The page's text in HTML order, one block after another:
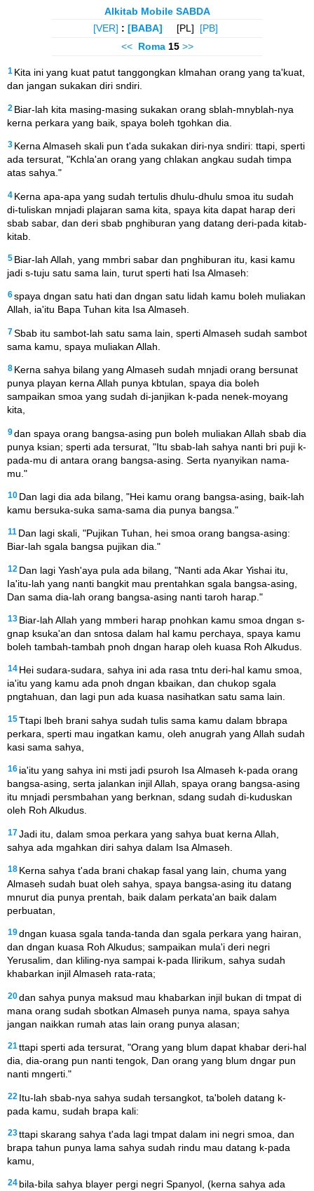
Alkitab Mobile SABDA
[VER] : [BABA] [PL] [PB]
<< Roma15 >>
1 Kita ini yang kuat patut tanggongkan klmahan orang yang ta'kuat,
dan jangan sukakan diri sndiri.
2 Biar-lah kita masing-masing sukakan orang sblah-mnyblah-nya
kerna perkara yang baik, spaya boleh tgohkan dia.
3 Kerna Almaseh skali pun t'ada sukakan diri-nya sndiri: ttapi, sperti
ada tersurat, "Kchla'an orang yang chlakan angkau sudah timpa
atas sahya."
4 Kerna apa-apa yang sudah tertulis dhulu-dhulu smoa itu sudah
di-tuliskan mnjadi plajaran sama kita, spaya kita dapat harap deri
sbab sabar, dan deri sbab pnghiburan yang datang deri-pada kitab-
kitab.
5 Biar-lah Allah, yang mmbri sabar dan pnghiburan itu, kasi kamu
jadi s-tuju satu sama lain, turut sperti hati Isa Almaseh:
6spaya dngan satu hati dan dngan satu lidah kamu boleh muliakan
Allah, ia'itu Bapa Tuhan kita Isa Almaseh.
7Sbab itu sambot-lah satu sama lain, sperti Almaseh sudah sambot
sama kamu, spaya muliakan Allah.
8 Kerna sahya bilang yang Almaseh sudah mnjadi orang bersunat
punya playan kerna Allah punya kbtulan, spaya dia boleh
sampaikan smoa yang sudah di-janjikan k-pada nenek-moyang
kita,
9dan spaya orang bangsa-asing pun boleh muliakan Allah sbab dia
punya ksian; sperti ada tersurat, "Itu sbab-lah sahya nanti bri puji k-
pada-mu di antara orang bangsa-asing. Serta nyanyikan nama-
mu."
10 Dan lagi dia ada bilang, "Hei kamu orang bangsa-asing, baik-lah
kamu bersuka-suka sama-sama dia punya bangsa."
11 Dan lagi skali, "Pujikan Tuhan, hei smoa orang bangsa-asing:
Biar-lah sgala bangsa pujikan dia."
12 Dan lagi Yash'aya pula ada bilang, "Nanti ada Akar Yishai itu,
Ia'itu-lah yang nanti bangkit mau prentahkan sgala bangsa-asing,
Dan sama dia-lah orang bangsa-asing nanti taroh harap."
13 Biar-lah Allah yang mmberi harap pnohkan kamu smoa dngan s-
gnap ksuka'an dan sntosa dalam hal kamu perchaya, spaya kamu
boleh tambah-tambah pnoh dngan harap oleh kuasa Roh Alkudus.
14 Hei sudara-sudara, sahya ini ada rasa tntu deri-hal kamu smoa,
ia'itu yang kamu ada pnoh dngan kbaikan, dan chukop sgala
pngtahuan, dan lagi pun ada kuasa nasihatkan satu sama lain.
15Ttapi lbeh brani sahya sudah tulis sama kamu dalam bbrapa
perkara, sperti mau ingatkan kamu, oleh anugrah yang Allah sudah
kasi sama sahya,
16 ia'itu yang sahya ini msti jadi psuroh Isa Almaseh k-pada orang
bangsa-asing, serta jalankan injil Allah, spaya orang bangsa-asing
itu mnjadi persmbahan yang berknan, sdang sudah di-kuduskan
oleh Roh Alkudus.
17Jadi itu, dalam smoa perkara yang sahya buat kerna Allah,
sahya ada mgahkan diri sahya dalam Isa Almaseh.
18 Kerna sahya t'ada brani chakap fasal yang lain, chuma yang
Almaseh sudah buat oleh sahya, spaya bangsa-asing itu datang
mnurut dia punya prentah, baik dalam perkata'an baik dalam
perbuatan,
19dngan kuasa sgala tanda-tanda dan sgala perkara yang hairan,
dan dngan kuasa Roh Alkudus; sampaikan mula'i deri negri
Yerusalim, dan kliling-nya sampai k-pada Ilirikum, sahya sudah
khabarkan injil Almaseh rata-rata;
20dan sahya punya maksud mau khabarkan injil bukan di tmpat di
mana orang sudah sbotkan Almaseh punya nama, spaya sahya
jangan naikkan rumah atas lain orang punya alasan;
21 ttapi sperti ada tersurat, "Orang yang blum dapat khabar deri-hal
dia, dia-orang pun nanti tengok, Dan orang yang blum dngar pun
nanti mngerti."
22 Itu-lah sbab-nya sahya sudah tersangkot, ta'boleh datang k-
pada kamu, sudah brapa kali:
23ttapi skarang sahya t'ada lagi tmpat dalam ini negri smoa, dan
brapa tahun punya lama sahya sudah rindu mau datang k-pada
kamu,
24 bila-bila sahya blayer pergi negri Spanyol, (kerna sahya ada